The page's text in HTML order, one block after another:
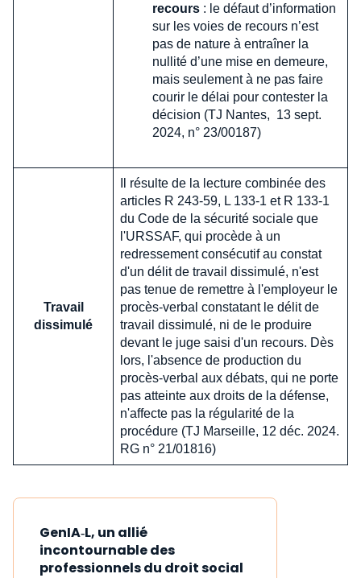
recours : le défaut d’information
sur les voies de recours n’est
pas de nature à entraîner la
nullité d’une mise en demeure,
mais seulement à ne pas faire
courir le délai pour contester la
décision (TJ Nantes, 13 sept.
2024, n° 23/00187)
Travail
dissimulé
Il résulte de la lecture combinée des
articles R 243-59, L 133-1 et R 133-1
du Code de la sécurité sociale que
l'URSSAF, qui procède à un
redressement consécutif au constat
d'un délit de travail dissimulé, n'est
pas tenue de remettre à l'employeur le
procès-verbal constatant le délit de
travail dissimulé, ni de le produire
devant le juge saisi d'un recours. Dès
lors, l'absence de production du
procès-verbal aux débats, qui ne porte
pas atteinte aux droits de la défense,
n'affecte pas la régularité de la
procédure (TJ Marseille, 12 déc. 2024.
RG n° 21/01816)
GenIA‑L, un allié
incontournable des
professionnels du droit social